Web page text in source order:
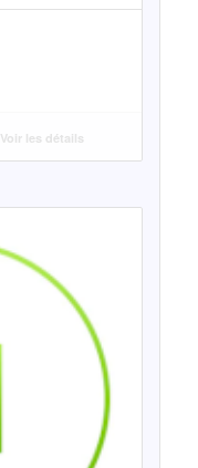
Voir les détails